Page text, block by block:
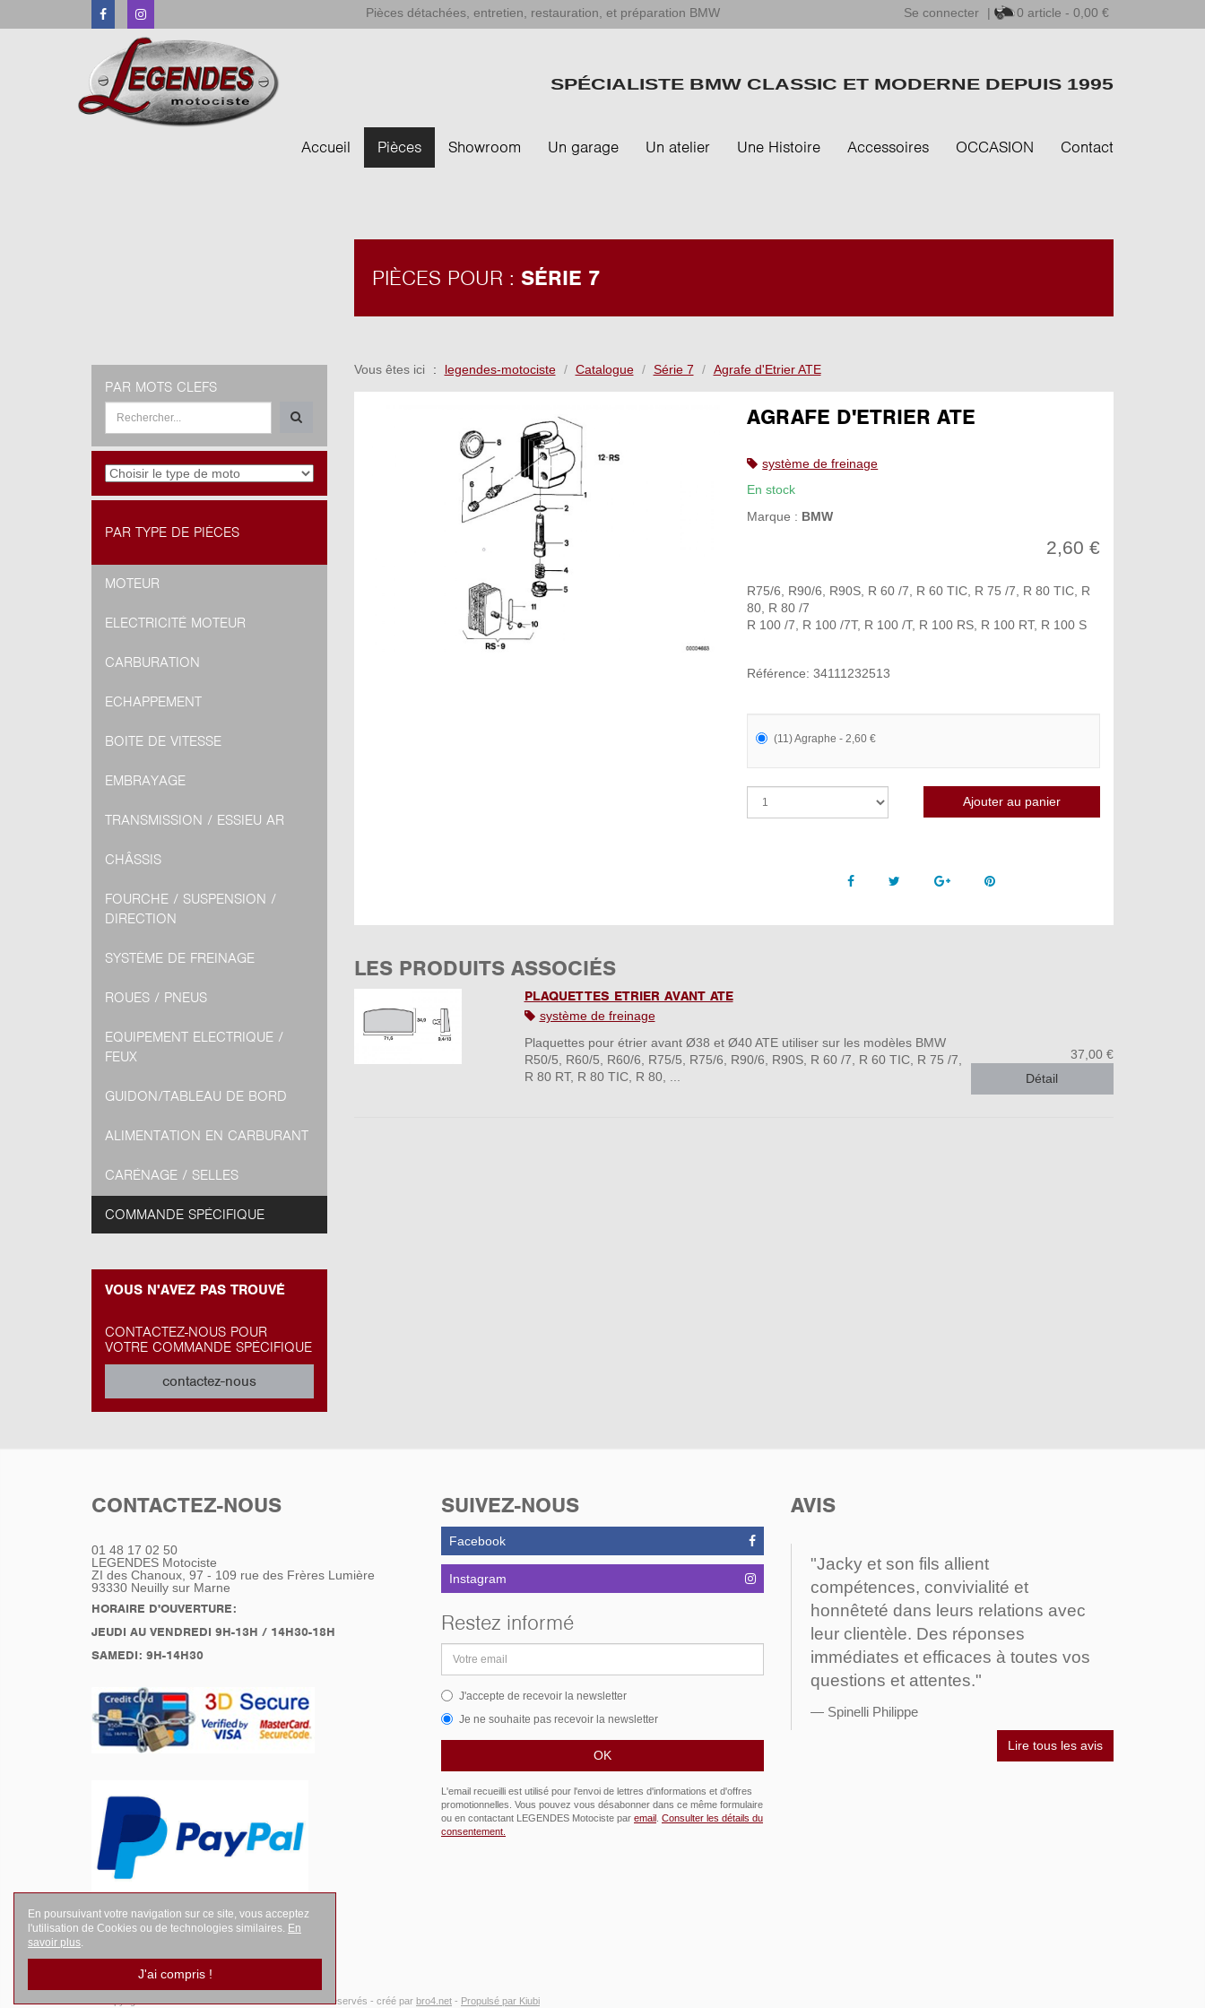
FacebookInstagram Pièces détachées, entretien, restauration, et préparation BMW Se connecter | 0 article - 0,00 €
SPÉCIALISTE BMW CLASSIC ET MODERNE DEPUIS 1995
Accueil Pièces Showroom Un garage Un atelier Une Histoire Accessoires OCCASION Contact
PIÈCES POUR : SÉRIE 7
Vous êtes ici legendes-motociste Catalogue Série 7 Agrafe d'Etrier ATE
AGRAFE D'ETRIER ATE
système de freinage
En stock
Marque : BMW
2,60 €
R75/6, R90/6, R90S, R 60 /7, R 60 TIC, R 75 /7, R 80 TIC, R
80, R 80 /7
R 100 /7, R 100 /7T, R 100 /T, R 100 RS, R 100 RT, R 100 S
Référence: 34111232513
(11) Agraphe - 2,60 €
Facebook Twitter Google +Pinterest
LES PRODUITS ASSOCIÉS
PLAQUETTES ETRIER AVANT ATE
système de freinage
Plaquettes pour étrier avant Ø38 et Ø40 ATE utiliser sur les modèles BMW
R50/5, R60/5, R60/6, R75/5, R75/6, R90/6, R90S, R 60 /7, R 60 TIC, R 75 /7,
R 80 RT, R 80 TIC, R 80, ...
37,00 €
Détail
PAR MOTS CLEFS
PAR TYPE DE PIÈCES
MOTEUR
ELECTRICITÉ MOTEUR
CARBURATION
ECHAPPEMENT
BOITE DE VITESSE
EMBRAYAGE
TRANSMISSION / ESSIEU AR
CHÂSSIS
FOURCHE / SUSPENSION /
DIRECTION
SYSTÈME DE FREINAGE
ROUES / PNEUS
EQUIPEMENT ELECTRIQUE /
FEUX
GUIDON/TABLEAU DE BORD
ALIMENTATION EN CARBURANT
CARÉNAGE / SELLES
COMMANDE SPÉCIFIQUE
VOUS N'AVEZ PAS TROUVÉ
CONTACTEZ-NOUS POUR
VOTRE COMMANDE SPÉCIFIQUE
contactez-nous
CONTACTEZ-NOUS
01 48 17 02 50
LEGENDES Motociste
ZI des Chanoux, 97 - 109 rue des Frères Lumière
93330 Neuilly sur Marne
HORAIRE D'OUVERTURE:
JEUDI AU VENDREDI 9H-13H / 14H30-18H
SAMEDI: 9H-14H30
SUIVEZ-NOUS
Facebook
Instagram
Restez informé
email
J'accepte de recevoir la newsletter
Je ne souhaite pas recevoir la newsletter
L'email recueilli est utilisé pour l'envoi de lettres d'informations et d'offres
promotionnelles. Vous pouvez vous désabonner dans ce même formulaire
ou en contactant LEGENDES Motociste par email Consulter les détails du
consentement.
AVIS
"Jacky et son fils allient
compétences, convivialité et
honnêteté dans leurs relations avec
leur clientèle. Des réponses
immédiates et efficaces à toutes vos
questions et attentes."
Spinelli Philippe
Lire tous les avis
- Tous droits réservés - créé par bro4.net - Propulsé par Kiubi
En poursuivant votre navigation sur ce site, vous acceptez
l'utilisation de Cookies ou de technologies similaires. En
savoir plus
J'ai compris !